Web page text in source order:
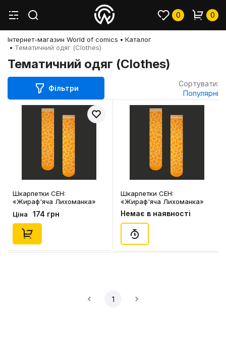
0 0
Інтернет-магазин World of comics
Каталог
Тематичний одяг (Clothes)
Тематичний одяг (Clothes)
Фільтри
Сортувати:
Популярні
Шкарпетки CEH:
«Жираф'яча Лихоманка»
(р. 35-39), (91435)
Ціна 174 грн
Шкарпетки CEH:
«Жираф'яча Лихоманка»
(р. 40-45), (91436)
Немає в наявності
1